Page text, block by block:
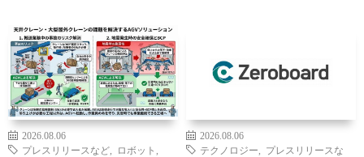
2026.08.06
プレスリリースなど
ロボット
2026.08.06
テクノロジー
プレスリリースな